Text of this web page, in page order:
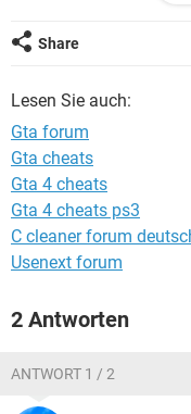
DankeShare
Lesen Sie auch:
Gta forum
Gta cheats
Gta 4 cheats
Gta 4 cheats ps3
C cleaner forum
Usenext forum
2 Antworten
ANTWORT 1 / 2